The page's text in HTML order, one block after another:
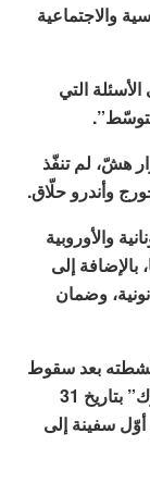
والاجتماعية
التي
هشّ، لم تنفّذ
وأندرو حلّاق.
والأوروبية
بالإضافة إلى
وضمان
بعد سقوط
نظام الأسد، باستثناء منشور واحد على “فيسبوك” بتاريخ 31
بوصول أوّل سفينة إلى